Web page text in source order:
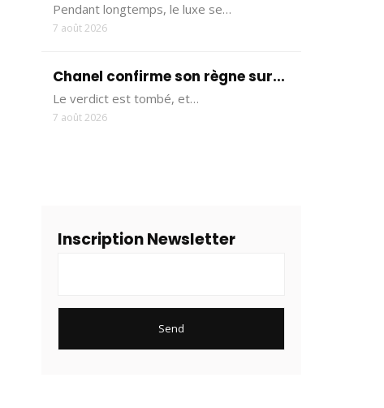
Pendant longtemps, le luxe se…
7 août 2026
Chanel confirme son règne sur...
Le verdict est tombé, et…
7 août 2026
Inscription Newsletter